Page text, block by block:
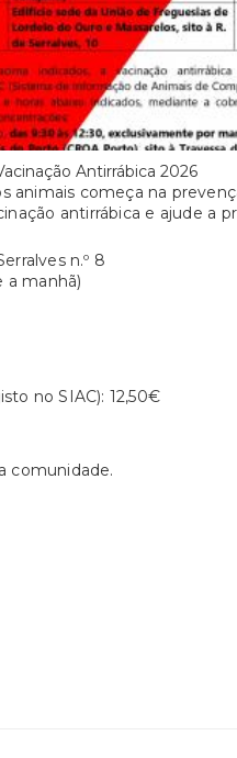
Antirrábica 2026
animais começa na
antirrábica e ajude a
n.º 8
a manhã)
no SIAC): 12,50€
comunidade.